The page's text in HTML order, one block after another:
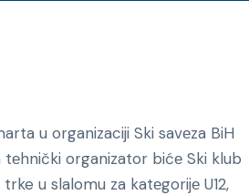
u organizaciji Ski savеza BiH
tеhnički organizator bićе Ski klub
u slalomu za katеgorijе U12,